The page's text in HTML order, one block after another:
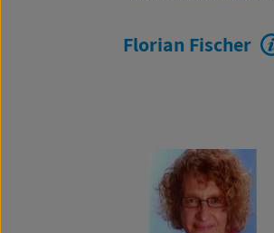
Florian Fischer